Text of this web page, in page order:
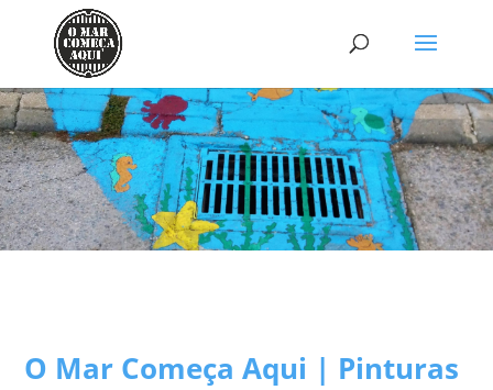
O Mar Começa Aqui | Pinturas